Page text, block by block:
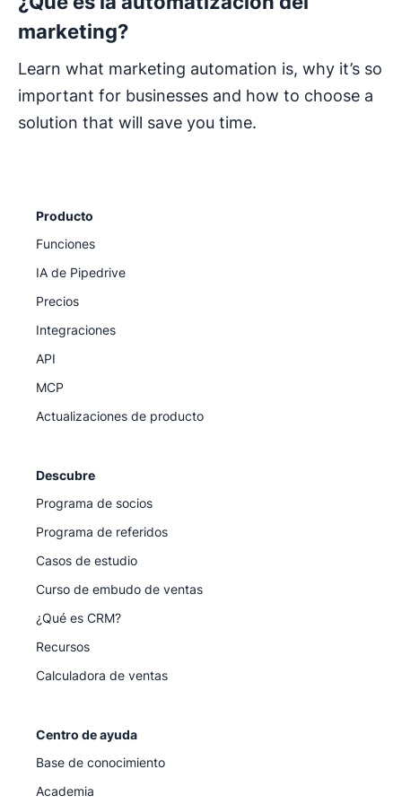
marketing?
Learn what marketing automation is, why it’s so
important for businesses and how to choose a
solution that will save you time.
Producto
Funciones
IA de Pipedrive
Precios
Integraciones
API
MCP
Actualizaciones de producto
Descubre
Programa de socios
Programa de referidos
Casos de estudio
Curso de embudo de ventas
¿Qué es CRM?
Recursos
Calculadora de ventas
Centro de ayuda
Base de conocimiento
Academia